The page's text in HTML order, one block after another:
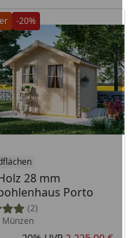
-20%
28 mm
Porto
(2)
Münzen